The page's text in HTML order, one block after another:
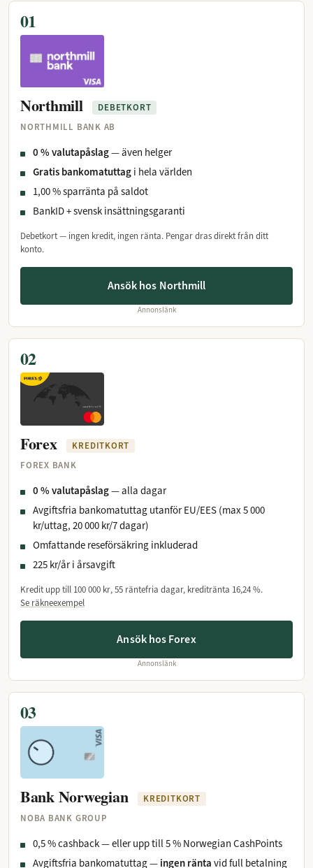
01
Northmill
DEBETKORT
NORTHMILL BANK AB
0 % valutapåslag— även helger
Gratis bankomatuttag i hela världen
1,00 % sparränta på saldot
BankID + svensk insättningsgaranti
Debetkort — ingen kredit, ingen ränta. Pengar dras direkt från ditt
konto.
Ansök hos Northmill
Annonslänk
02
Forex
KREDITKORT
FOREX BANK
0 % valutapåslag— alla dagar
Avgiftsfria bankomatuttag utanför EU/EES (max 5 000
kr/uttag, 20 000 kr/7 dagar)
Omfattande reseförsäkring inkluderad
225 kr/år i årsavgift
Kredit upp till 100 000 kr, 55 räntefria dagar, kreditränta 16,24 %.
Se räkneexempel
Ansök hos Forex
Annonslänk
03
Bank Norwegian
KREDITKORT
NOBA BANK GROUP
0,5 % cashback — eller upp till 5 % Norwegian CashPoints
Avgiftsfria bankomatuttag — ingen ränta vid full betalning